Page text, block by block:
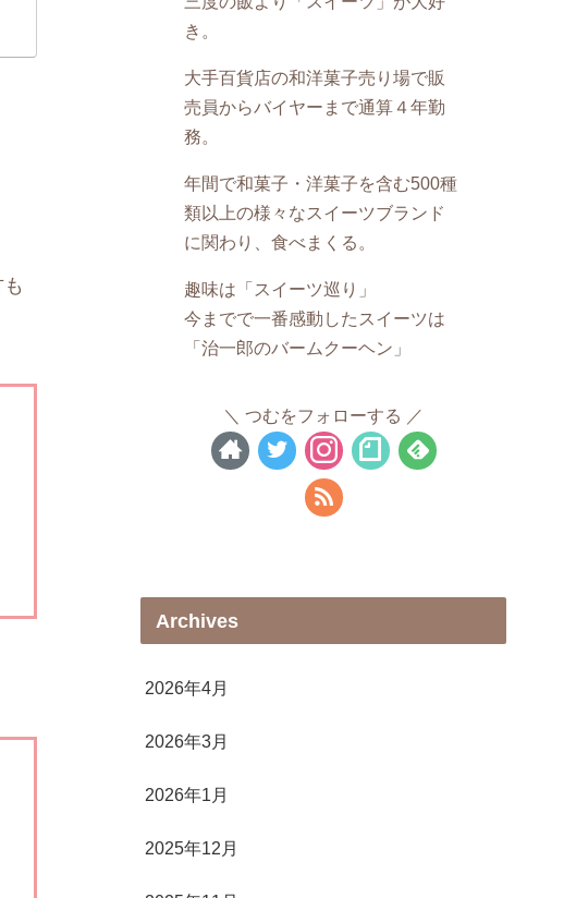
き。
大手百貨店の和洋菓子売り場で販
売員からバイヤーまで通算４年勤
務。
年間で和菓子・洋菓子を含む500種
類以上の様々なスイーツブランド
に関わり、食べまくる。
趣味は「スイーツ巡り」
今までで一番感動したスイーツは
「治一郎のバームクーヘン」
つむをフォローする
Archives
2026年4月
2026年3月
2026年1月
2025年12月